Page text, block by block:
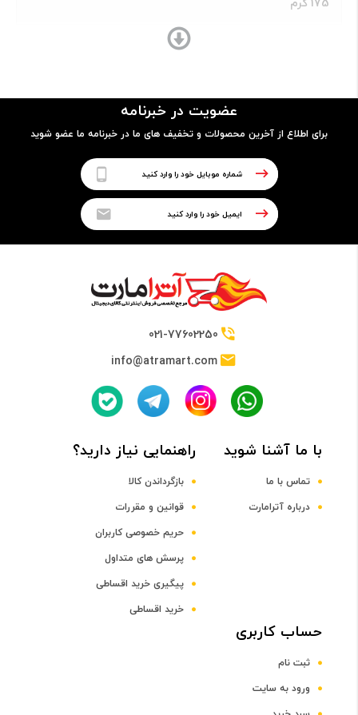
175 گرم
- پشت و جلو شیشه
- فریم از آلومینیوم (7000 series)
- مجهز به اثر انگشت (در پشت)
نوع پردازنده
Qualcomm SDM845 Snapdragon 845
پردازنده مرکزی
Octa-core Kryo 385 Gold + Kryo 385 Silver
Adreno 630
صفحه نمایش
عضویت در خبرنامه
برای اطلاع از آخرین محصولات و تخفیف های ما در خبرنامه ما عضو شوید
021-77602250
info@atramart.com
با ما آشنا شوید
تماس با ما
درباره آترامارت
راهنمایی نیاز دارید؟
بازگرداندن کالا
قوانین و مقررات
حریم خصوصی کاربران
پرسش های متداول
پیگیری خرید اقساطی
خرید اقساطی
حساب کاربری
ثبت نام
ورود به سایت